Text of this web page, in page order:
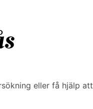
eller få hjälp att